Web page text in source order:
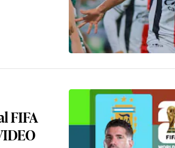
FIFA